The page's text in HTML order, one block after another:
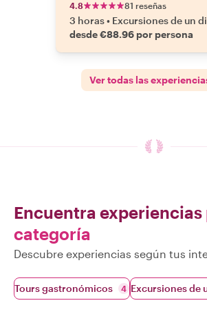
4.8 81 reseñas
3 horas• Excursiones de un
desde €88.96 por persona
Ver todas las
Encuentra experiencias
categoría
Descubre experiencias según tus
Tours gastronómicos 4 Excursiones de